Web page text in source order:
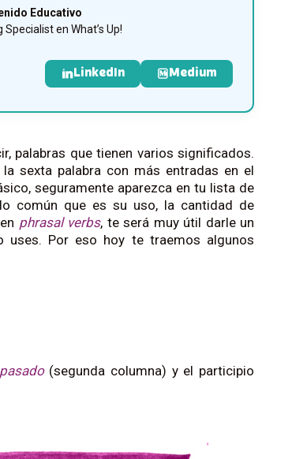
Educativo
en What’s Up!
LinkedIn Medium
palabras que tienen varios significados.
la sexta palabra con más entradas en el
seguramente aparezca en tu lista de
común que es su uso, la cantidad de
phrasal verbs, te será muy útil darle un
uses. Por eso hoy te traemos algunos
pasado(segunda columna) y el participio